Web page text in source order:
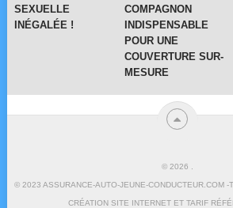
SEXUELLE
INÉGALÉE !
COMPAGNON
INDISPENSABLE
POUR UNE
COUVERTURE SUR-
MESURE
© 2026
© 2023 ASSURANCE-AUTO-JEUNE-CONDUCTEUR.COM -
CRÉATION SITE INTERNET ET TARIF